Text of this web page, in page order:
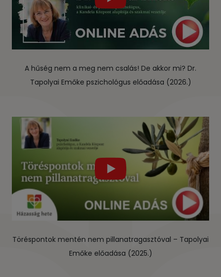
A hűség nem a meg nem csalás! De akkor mi? Dr.
Tapolyai Emőke pszichológus előadása (2026.)
Töréspontok mentén nem pillanatragasztóval – Tapolyai
Emőke előadása (2025.)